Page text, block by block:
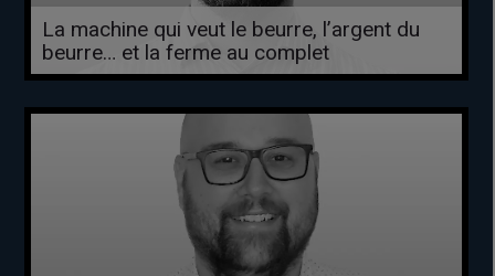
La machine qui veut le beurre, l’argent du
beurre… et la ferme au complet